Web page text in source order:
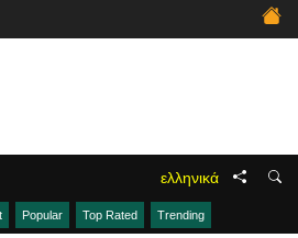
ελληνικά
Popular Top Rated Trending